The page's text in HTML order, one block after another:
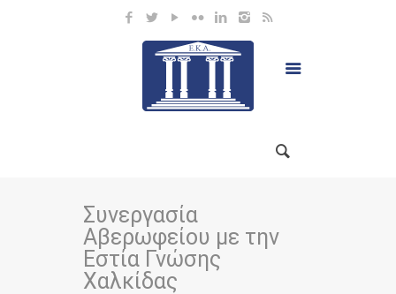
Συνεργασία
Αβερωφείου με την
Εστία Γνώσης
Χαλκίδας